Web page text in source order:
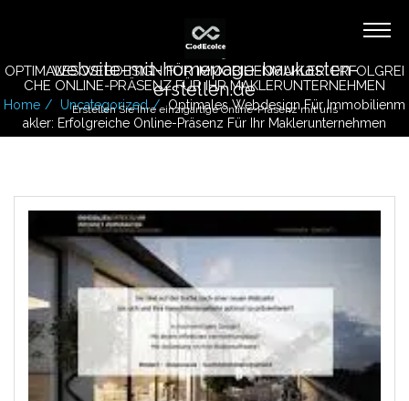
website-mit-homepage-baukasten-
erstellen.de
Erstellen Sie Ihre einzigartige Online-Präsenz mit uns
OPTIMALES WEBDESIGN FÜR IMMOBILIENMAKLER: ERFOLGREI
CHE ONLINE-PRÄSENZ FÜR IHR MAKLERUNTERNEHMEN
Home Uncategorized
Optimales Webdesign Für Immobilienm
Akler: Erfolgreiche Online-Präsenz Für Ihr Maklerunternehmen